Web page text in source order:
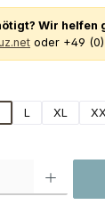
Wir helfen
oder +49
L XL